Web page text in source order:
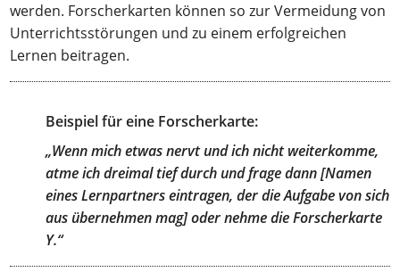
werden. Forscherkarten können so zur Vermeidung von
Unterrichtsstörungen und zu einem erfolgreichen
Lernen beitragen.
Beispiel für eine Forscherkarte:
„Wenn mich etwas nervt und ich nicht weiterkomme,
atme ich dreimal tief durch und frage dann [Namen
eines Lernpartners eintragen, der die Aufgabe von sich
aus übernehmen mag] oder nehme die Forscherkarte
Y.“